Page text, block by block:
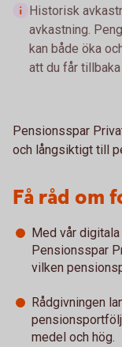
Historisk
avkastning.
kan både öka
att du får
Pensionsspar
och långsiktigt till
Få råd om
Med vår
Pensionsspar
vilken
Rådgivningen
medel och hög.